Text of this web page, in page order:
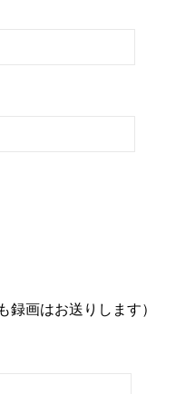
録画はお送りします）